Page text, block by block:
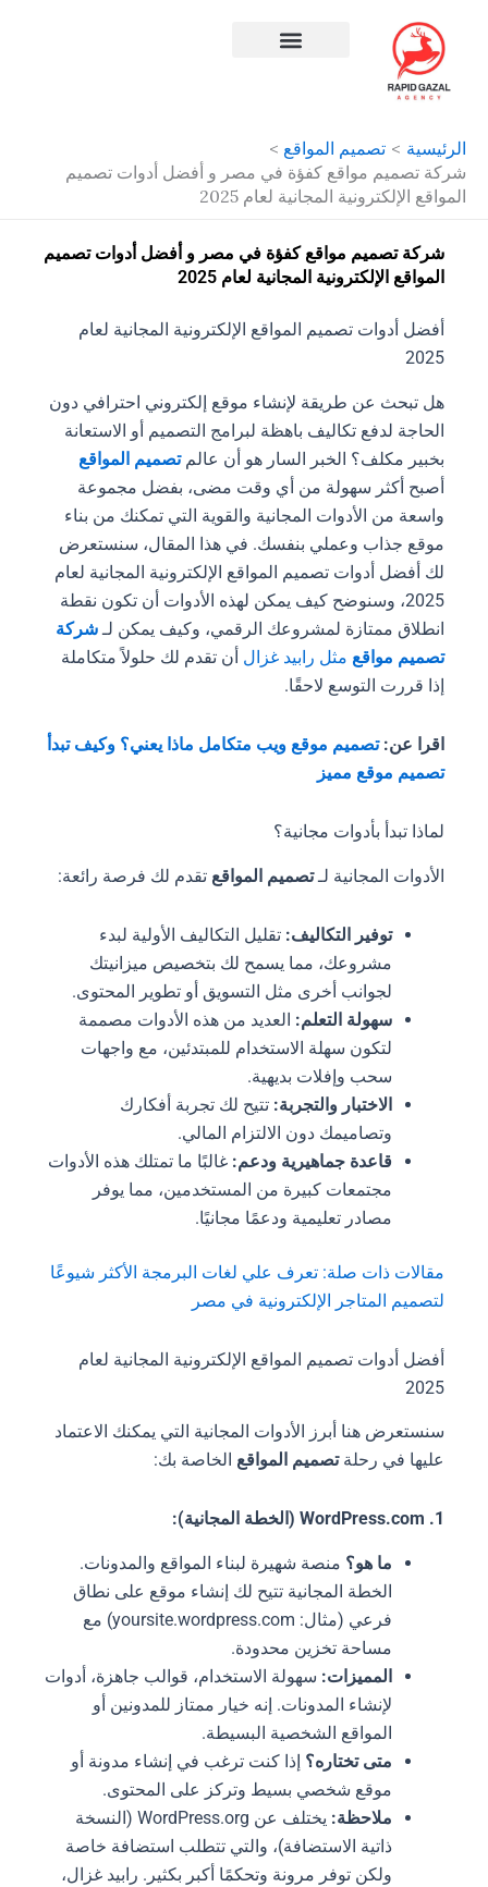
الرئيسية
تصميم المواقع
شركة تصميم مواقع كفؤة في مصر و أفضل أدوات تصميم
المواقع الإلكترونية المجانية لعام 2025
شركة تصميم مواقع كفؤة في مصر و أفضل أدوات تصميم
المواقع الإلكترونية المجانية لعام 2025
أفضل أدوات تصميم المواقع الإلكترونية المجانية لعام
2025
هل تبحث عن طريقة لإنشاء موقع إلكتروني احترافي دون
الحاجة لدفع تكاليف باهظة لبرامج التصميم أو الاستعانة
بخبير مكلف؟ الخبر السار هو أن عالمتصميم المواقع
أصبح أكثر سهولة من أي وقت مضى، بفضل مجموعة
واسعة من الأدوات المجانية والقوية التي تمكنك من بناء
موقع جذاب وعملي بنفسك. في هذا المقال، سنستعرض
لك أفضل أدوات تصميم المواقع الإلكترونية المجانية لعام
2025، وسنوضح كيف يمكن لهذه الأدوات أن تكون نقطة
انطلاق ممتازة لمشروعك الرقمي، وكيف يمكن لـ شركة
تصميم مواقعمثل رابيد غزال أن تقدم لك حلولاً متكاملة
إذا قررت التوسع لاحقًا.
اقرا عن:تصميم موقع ويب متكامل ماذا يعني؟ وكيف تبدأ
تصميم موقع مميز
لماذا تبدأ بأدوات مجانية؟
الأدوات المجانية لـ تصميم المواقعتقدم لك فرصة رائعة:
توفير التكاليف:تقليل التكاليف الأولية لبدء
مشروعك، مما يسمح لك بتخصيص ميزانيتك
لجوانب أخرى مثل التسويق أو تطوير المحتوى.
سهولة التعلم:العديد من هذه الأدوات مصممة
لتكون سهلة الاستخدام للمبتدئين، مع واجهات
سحب وإفلات بديهية.
الاختبار والتجربة: تتيح لك تجربة أفكارك
وتصاميمك دون الالتزام المالي.
قاعدة جماهيرية ودعم:غالبًا ما تمتلك هذه الأدوات
مجتمعات كبيرة من المستخدمين، مما يوفر
مصادر تعليمية ودعمًا مجانيًا.
مقالات ذات صلة: تعرف علي لغات البرمجة الأكثر شيوعًا
لتصميم المتاجر الإلكترونية في مصر
أفضل أدوات تصميم المواقع الإلكترونية المجانية لعام
2025
سنستعرض هنا أبرز الأدوات المجانية التي يمكنك الاعتماد
عليها في رحلةتصميم المواقع الخاصة بك:
ما هو؟منصة شهيرة لبناء المواقع والمدونات.
الخطة المجانية تتيح لك إنشاء موقع على نطاق
فرعي (مثال: yoursite.wordpress.com) مع
مساحة تخزين محدودة.
المميزات:سهولة الاستخدام، قوالب جاهزة، أدوات
لإنشاء المدونات. إنه خيار ممتاز للمدونين أو
المواقع الشخصية البسيطة.
متى تختاره؟ إذا كنت ترغب في إنشاء مدونة أو
موقع شخصي بسيط وتركز على المحتوى.
ملاحظة:
يختلف عن WordPress.org (النسخة
ذاتية الاستضافة)، والتي تتطلب استضافة خاصة
ولكن توفر مرونة وتحكمًا أكبر بكثير. رابيد غزال،